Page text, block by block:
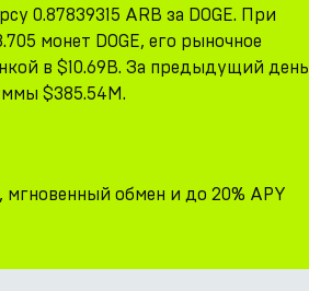
0.87839315 ARB за DOGE. При
монет DOGE, его рыночное
в $10.69B. За предыдущий день
$385.54M.
мгновенный обмен и до 20% APY